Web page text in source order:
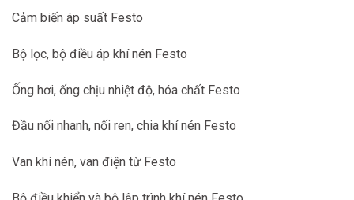
tiêu chuẩn
Nhiệt độ môi trường
-10 … 60 °C
Trọng lượng sản phẩm
920 g
Kết nối khí nén, cổng 1
G8 / 8
Cảm biến áp suất Festo
Bộ lọc, bộ điều áp khí nén Festo
Ống hơi, ống chịu nhiệt độ, hóa chất Festo
Đầu nối nhanh, nối ren, chia khí nén Festo
Van khí nén, van điện từ Festo